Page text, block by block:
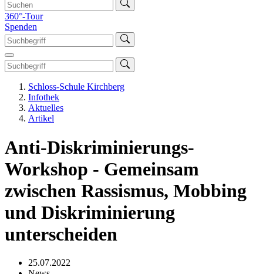
360°-Tour
Spenden
Schloss-Schule Kirchberg
Infothek
Aktuelles
Artikel
Anti-Diskriminierungs-
Workshop - Gemeinsam
zwischen Rassismus, Mobbing
und Diskriminierung
unterscheiden
25.07.2022